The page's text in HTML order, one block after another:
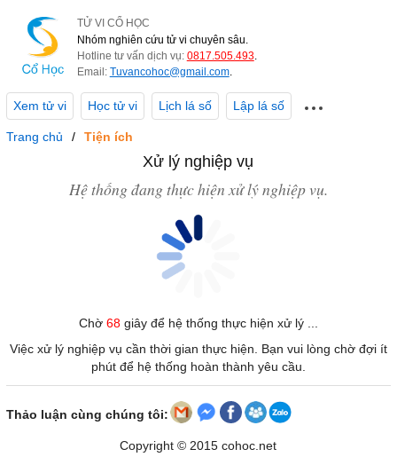
TỬ VI CỔ HỌC
Nhóm nghiên cứu tử vi chuyên sâu.
Hotline tư vấn dịch vụ: 0817.505.493.
Email: Tuvancohoc@gmail.com.
Xem tử vi Học tử vi Lịch lá số Lập lá số
Trang chủ Tiện ích
Xử lý nghiệp vụ
Hệ thống đang thực hiện xử lý nghiệp vụ.
Chờ 68giây để hệ thống thực hiện xử lý ...
Việc xử lý nghiệp vụ cần thời gian thực hiện. Bạn vui lòng chờ đợi ít
phút để hệ thống hoàn thành yêu cầu.
Thảo luận cùng chúng tôi:
Copyright © 2015 cohoc.net